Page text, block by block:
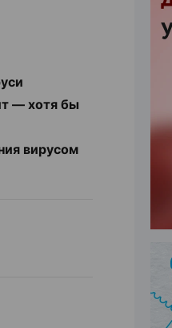
— хотя бы
вирусом